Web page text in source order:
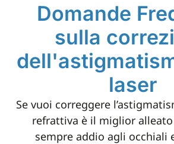
Domande
sulla
laser
Se vuoi correggere
refrattiva è il miglior
sempre addio agli occhiali